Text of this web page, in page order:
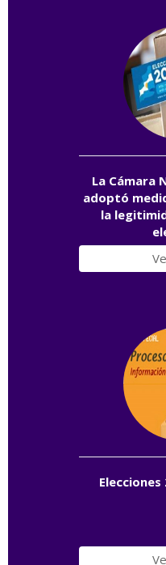
La Cámara
adoptó
la
Elecciones